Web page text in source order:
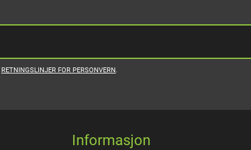
RETNINGSLINJER FOR PERSONVERN.
Informasjon